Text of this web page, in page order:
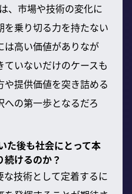
、市場や技術の変化に
乗り切る力を持たない
は高い価値がありなが
いないだけのケースも
提供価値を突き詰める
の第一歩となるだろ
た後も社会にとって本
けるのか？
技術として定着するに